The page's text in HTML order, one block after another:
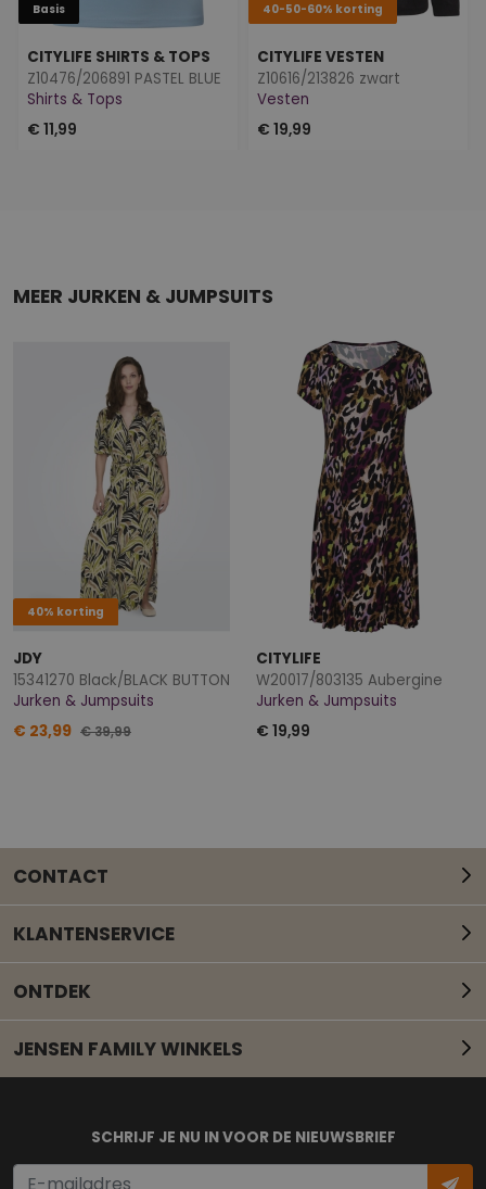
Basis
CITYLIFE SHIRTS & TOPS
Z10476/206891 PASTEL BLUE
Shirts & Tops
€ 11,99
40-50-60% korting
CITYLIFE VESTEN
Z10616/213826 zwart
Vesten
€ 19,99
MEER JURKEN & JUMPSUITS
40% korting
JDY
15341270 Black/BLACK BUTTON
Jurken & Jumpsuits
€ 23,99 € 39,99
CITYLIFE
W20017/803135 Aubergine
Jurken & Jumpsuits
€ 19,99
CONTACT
Mail onze klantenservice
KLANTENSERVICE
ONTDEK
JENSEN FAMILY WINKELS
SCHRIJF JE NU IN VOOR DE NIEUWSBRIEF